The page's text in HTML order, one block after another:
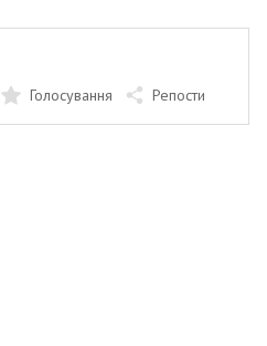
Голосування Репости